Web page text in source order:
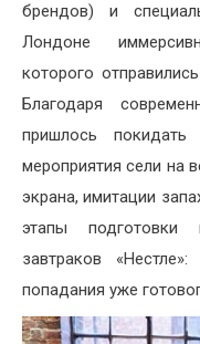
брендов) и
Лондоне
которого
Благодаря
пришлось
мероприятия сели на
экрана, имитации
этапы
завтраков
попадания уже